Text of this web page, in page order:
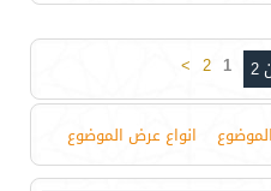
1
2
>
انواع عرض الموضوع